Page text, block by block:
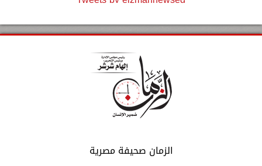
الزمان صحيفة مصرية